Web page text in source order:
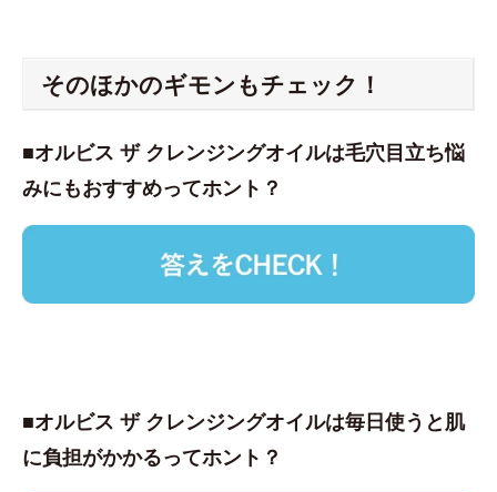
そのほかのギモンもチェック！
■オルビス ザ クレンジングオイルは毛穴目立ち悩
みにもおすすめってホント？
■オルビス ザ クレンジングオイルは毎日使うと肌
に負担がかかるってホント？